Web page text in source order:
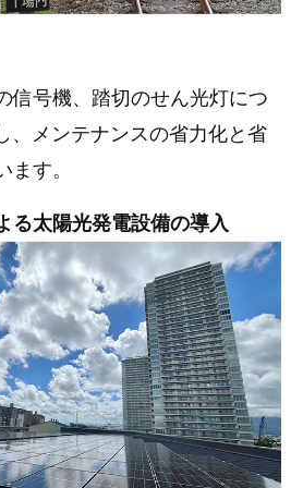
信号機、踏切のせん光灯につ
、メンテナンスの省力化と省
ます。
る太陽光発電設備の導入